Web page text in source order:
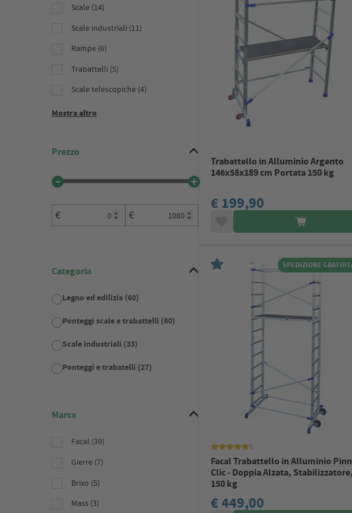
Scale (14)
Scale industriali (11)
Rampe (6)
Trabattelli (5)
Scale telescopiche (4)
Mostra altro
Prezzo
€ €
Categoria
Legno ed edilizia (60)
Ponteggi scale e trabattelli (60)
Scale industriali (33)
Ponteggi e trabatelli (27)
Marca
Facal (39)
Gierre (7)
Brixo (5)
Mass (3)
Trabattello in Alluminio Argento
146x58x189 cm Portata 150 kg
€ 199,90
SPEDIZIONE
1
Facal Trabattello in Alluminio
Clic - Doppia Alzata, Stabilizzatore,
150 kg
€ 449,00